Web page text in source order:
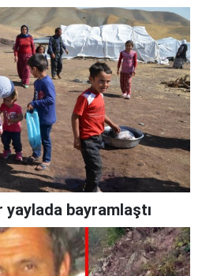
bayramlaştı